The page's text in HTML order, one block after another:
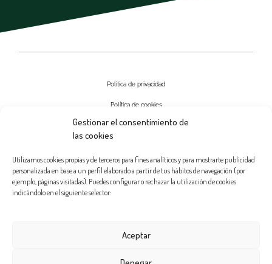
Gestionar el consentimiento de
las cookies
Utilizamos cookies propias y de terceros para fines analíticos y para mostrarte publicidad
personalizada en base a un perfil elaborado a partir de tus hábitos de navegación (por
ejemplo, páginas visitadas). Puedes configurar o rechazar la utilización de cookies
indicándolo en el siguiente selector:
Aceptar
Política de privacidad
Política de cookies
Aviso Legal